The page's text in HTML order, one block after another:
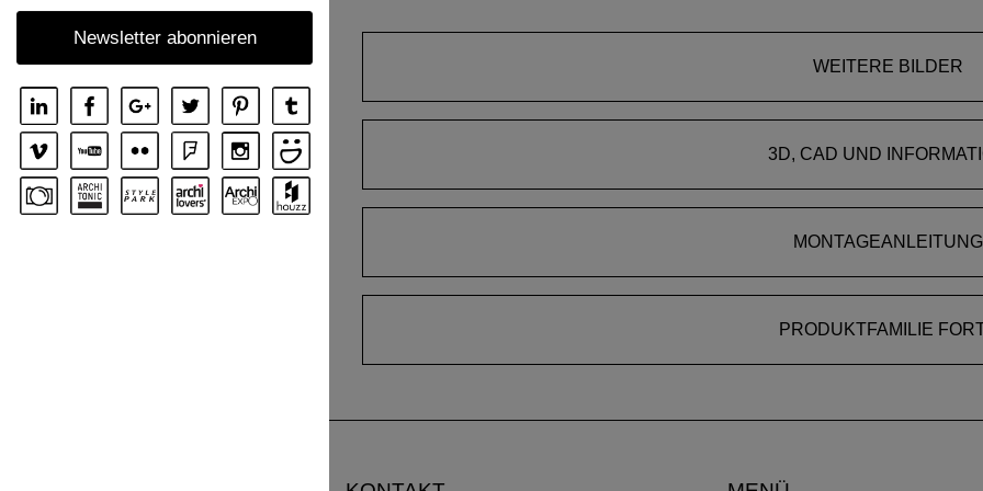
Newsletter abonnieren
WEITERE BILDER
3D, CAD UND
MONTAGEANLEITUNG
PRODUKTFAMILIE